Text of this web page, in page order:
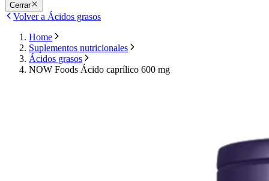
Cerrar
Volver a Ácidos grasos
Home
Suplementos nutricionales
Ácidos grasos
NOW Foods Ácido caprílico 600 mg